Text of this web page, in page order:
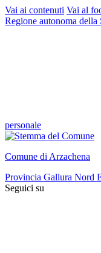
Vai ai contenuti Vai al
Regione autonoma della
personale
Comune di Arzachena
Provincia Gallura Nord
Seguici su